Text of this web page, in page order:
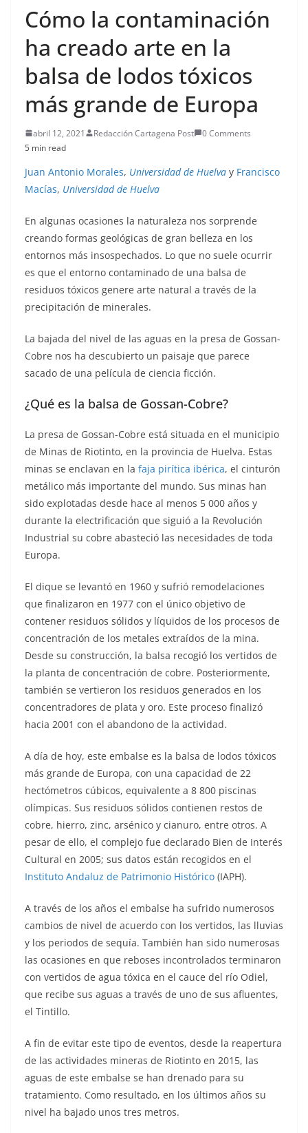
Cómo la contaminación
ha creado arte en la
balsa de lodos tóxicos
más grande de Europa
abril 12, 2021 Redacción Cartagena Post
0 Comments
5 min read
Juan Antonio Morales, Universidad de Huelva y Francisco
Macías, Universidad de Huelva
En algunas ocasiones la naturaleza nos sorprende
creando formas geológicas de gran belleza en los
entornos más insospechados. Lo que no suele ocurrir
es que el entorno contaminado de una balsa de
residuos tóxicos genere arte natural a través de la
precipitación de minerales.
La bajada del nivel de las aguas en la presa de Gossan-
Cobre nos ha descubierto un paisaje que parece
sacado de una película de ciencia ficción.
¿Qué es la balsa de Gossan-Cobre?
La presa de Gossan-Cobre está situada en el municipio
de Minas de Riotinto, en la provincia de Huelva. Estas
minas se enclavan en la faja pirítica ibérica, el cinturón
metálico más importante del mundo. Sus minas han
sido explotadas desde hace al menos 5 000 años y
durante la electrificación que siguió a la Revolución
Industrial su cobre abasteció las necesidades de toda
Europa.
El dique se levantó en 1960 y sufrió remodelaciones
que finalizaron en 1977 con el único objetivo de
contener residuos sólidos y líquidos de los procesos de
concentración de los metales extraídos de la mina.
Desde su construcción, la balsa recogió los vertidos de
la planta de concentración de cobre. Posteriormente,
también se vertieron los residuos generados en los
concentradores de plata y oro. Este proceso finalizó
hacia 2001 con el abandono de la actividad.
A día de hoy, este embalse es la balsa de lodos tóxicos
más grande de Europa, con una capacidad de 22
hectómetros cúbicos, equivalente a 8 800 piscinas
olímpicas. Sus residuos sólidos contienen restos de
cobre, hierro, zinc, arsénico y cianuro, entre otros. A
pesar de ello, el complejo fue declarado Bien de Interés
Cultural en 2005; sus datos están recogidos en el
Instituto Andaluz de Patrimonio Histórico (IAPH).
A través de los años el embalse ha sufrido numerosos
cambios de nivel de acuerdo con los vertidos, las lluvias
y los periodos de sequía. También han sido numerosas
las ocasiones en que reboses incontrolados terminaron
con vertidos de agua tóxica en el cauce del río Odiel,
que recibe sus aguas a través de uno de sus afluentes,
el Tintillo.
A fin de evitar este tipo de eventos, desde la reapertura
de las actividades mineras de Riotinto en 2015, las
aguas de este embalse se han drenado para su
tratamiento. Como resultado, en los últimos años su
nivel ha bajado unos tres metros.